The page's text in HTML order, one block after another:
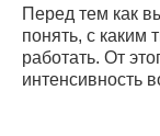
Перед тем как
понять, с каким
работать. От
интенсивность